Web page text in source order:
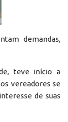
demandas,
teve início a
vereadores se
de suas